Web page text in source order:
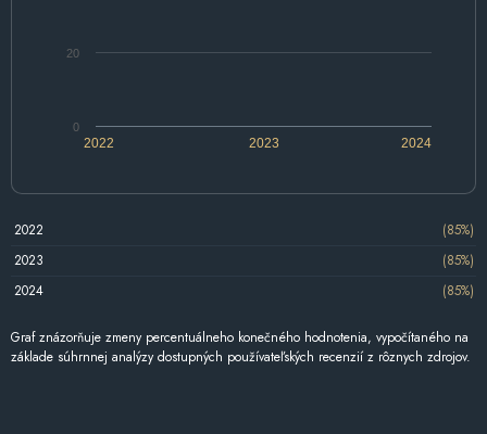
2022 2023 2024
0
20
2022
(85%)
2023
(85%)
2024
(85%)
Graf znázorňuje zmeny percentuálneho konečného hodnotenia, vypočítaného na
základe súhrnnej analýzy dostupných používateľských recenzií z rôznych zdrojov.